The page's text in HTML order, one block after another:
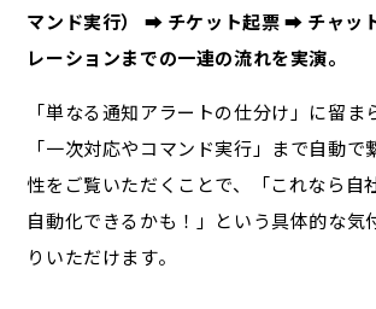
マンド実行） ➡ チケット起票 ➡ チャッ
レーションまでの一連の流れを実演。
「単なる通知アラートの仕分け」に留ま
「一次対応やコマンド実行」まで自動で
性をご覧いただくことで、「これなら自
自動化できるかも！」という具体的な気
りいただけます。